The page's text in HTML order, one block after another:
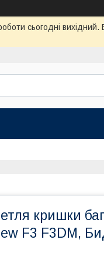
сьогодні
кришки
F3 F3DM,